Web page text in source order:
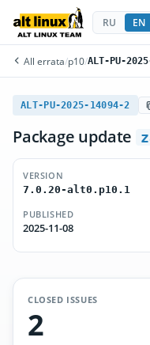
RU EN
All errata/p10/ALT-PU-
ALT-PU-2025-14094-2
Package update
VERSION
7.0.20-alt0.p10.1
PUBLISHED
2025-11-08
CLOSED ISSUES
2